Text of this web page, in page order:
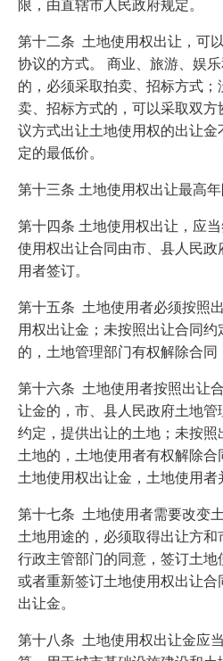
限，由直辖市人民政府规定。
第十二条 土地使用权出让，可
协议的方式。 商业、旅游、娱
的，必须采取拍卖、招标方式
卖、招标方式的，可以采取双
议方式出让土地使用权的出让
定的最低价。
第十三条 土地使用权出让最高年
第十四条 土地使用权出让，应
使用权出让合同由市、县人民
用者签订。
第十五条 土地使用者必须按照
用权出让金；未按照出让合同
的，土地管理部门有权解除合同
第十六条 土地使用者按照出让
让金的，市、县人民政府土地
约定，提供出让的土地；未按
土地的，土地使用者有权解除
土地使用权出让金，土地使用者
第十七条 土地使用者需要改变
土地用途的，必须取得出让方
行政主管部门的同意，签订土
或者重新签订土地使用权出让
出让金。
第十八条 土地使用权出让金应